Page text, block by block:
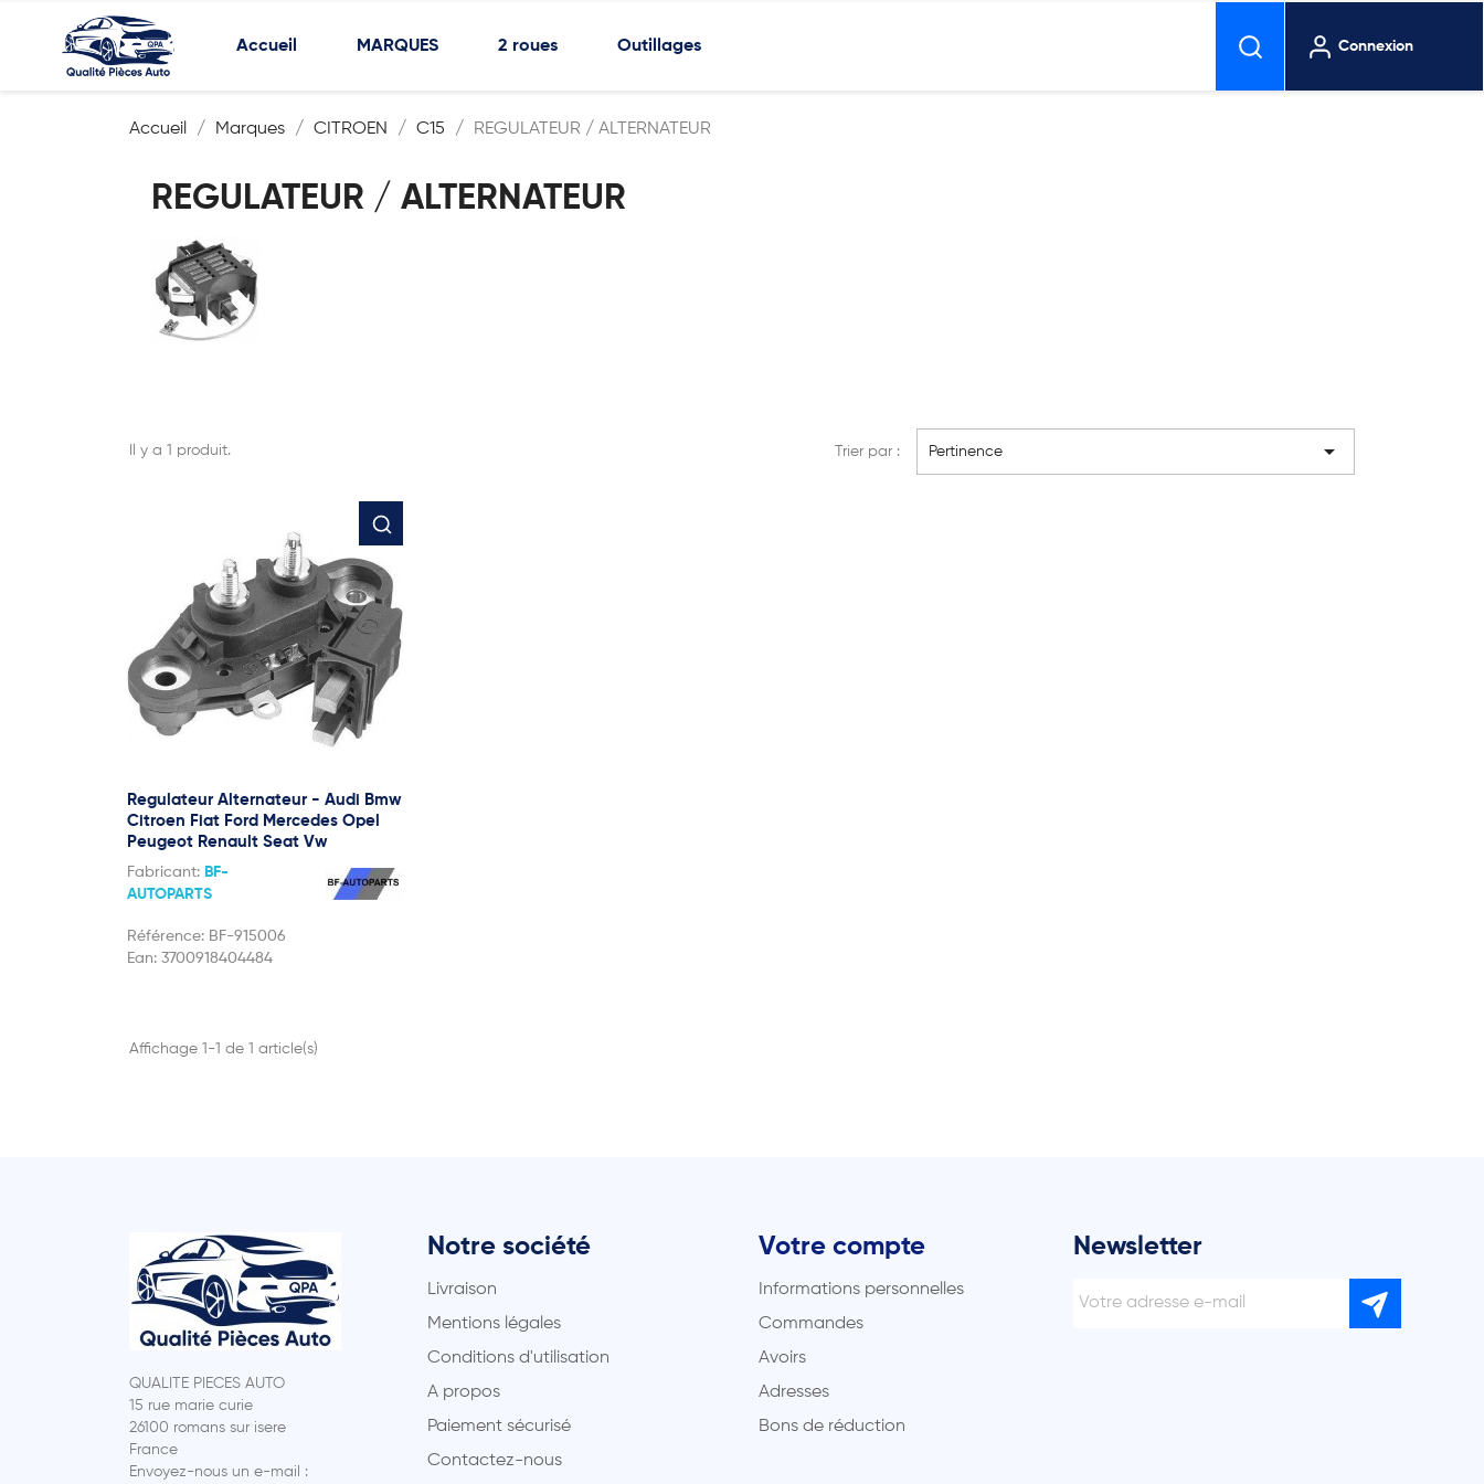
Accueil MARQUES 2 roues Outillages Connexion
Accueil Marques CITROEN C15 REGULATEUR / ALTERNATEUR
REGULATEUR / ALTERNATEUR
Il y a 1 produit. Trier par : Pertinence 
Regulateur Alternateur - Audi Bmw
Citroen Fiat Ford Mercedes Opel
Peugeot Renault Seat Vw
Fabricant: BF-
AUTOPARTS
Référence: BF-915006
Ean: 3700918404484
Affichage 1-1 de 1 article(s)
QUALITE PIECES AUTO
15 rue marie curie
26100 romans sur isere
France
Envoyez-nous un e-mail :
Notre société
Livraison
Mentions légales
Conditions d'utilisation
A propos
Paiement sécurisé
Contactez-nous
Votre compte
Informations personnelles
Commandes
Avoirs
Adresses
Bons de réduction
Newsletter